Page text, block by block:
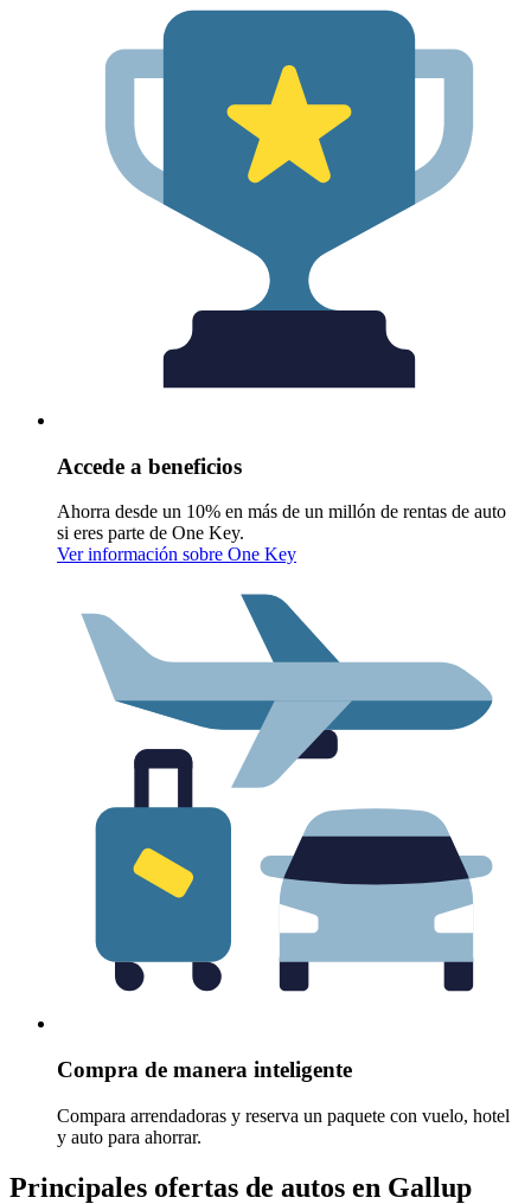
Accede a beneficios
Ahorra desde un 10% en más de un millón de rentas de auto
si eres parte de One Key.
Ver información sobre One Key
Compra de manera inteligente
Compara arrendadoras y reserva un paquete con vuelo, hotel
y auto para ahorrar.
Principales ofertas de autos en Gallup